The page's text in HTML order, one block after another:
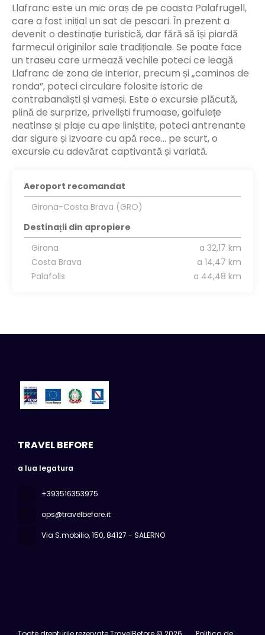
Llafranc este un mic oraș de pe coasta Palafrugell,
care a fost inițial un sat de pescari. În prezent a
devenit o destinație turistică, dar fără să își piardă
farmecul originilor sale tradiționale. Se poate face
un traseu care urmează vechile poteci ce leagă
Llafranc de zona de interior, precum și „caminos de
ronda”, poteci circulare folosite istoric de
contrabandiști și vameși. Este o excursie plăcută,
plină de surprize, priveliști frumoase, golfulețe
neatinse și plaje cu ape liniștite, poteci antrenante
dar sigure și izvoare cu apă rece… pe scurt, o
excursie cu adevărat captivantă și variată.
Aeroport recomandat
Girona-Costa Brava (GRO)
Destinații din apropiere
Girona
a 32,17 km
Costa Brava
a 14,47 km
Palafolls
a 44,48 km
TRAVEL BEFORE
a lua legatura
+393516353975
ops@travelbefore.it
Via S.mobilio, 150, 84127 - SALERNO